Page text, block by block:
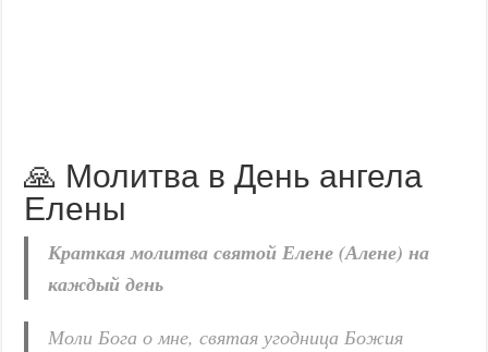
🙏 Молитва в День ангела
Елены
Краткая молитва святой Елене (Алене) на
каждый день
Моли Бога о мне, святая угодница Божия